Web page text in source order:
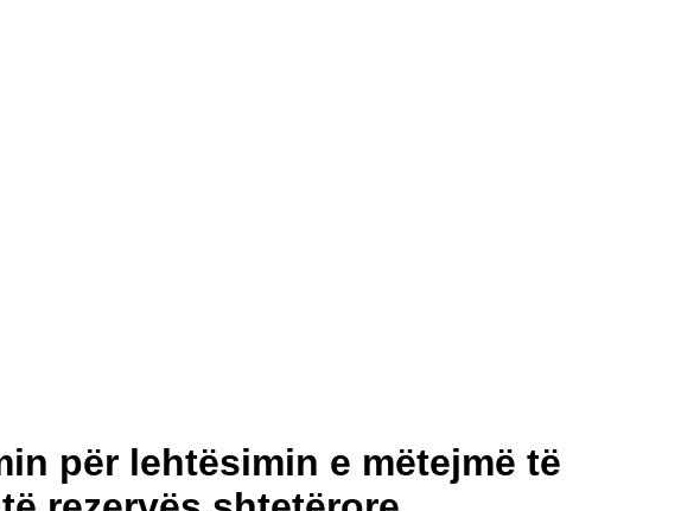
për lehtësimin e mëtejmë të